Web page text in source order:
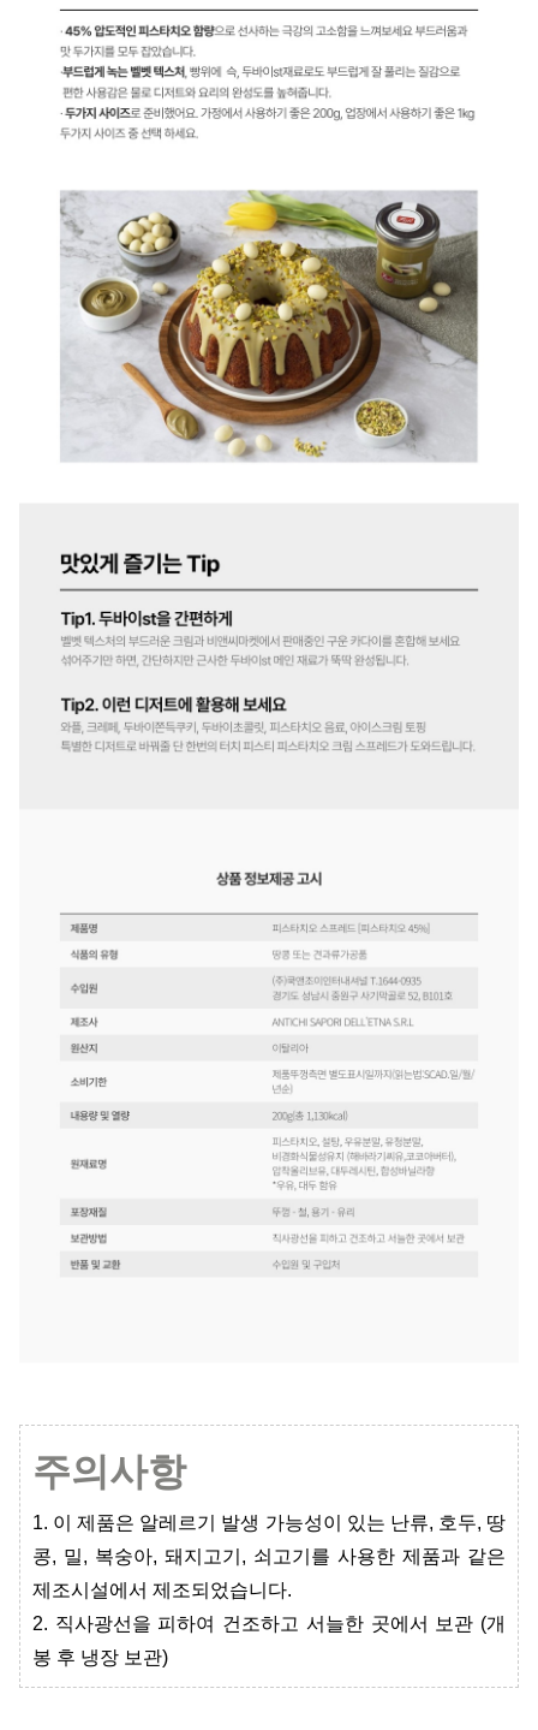
주의사항
1. 이 제품은 알레르기 발생 가능성이 있는 난류, 호두, 땅
콩, 밀, 복숭아, 돼지고기, 쇠고기를 사용한 제품과 같은
제조시설에서 제조되었습니다.
2. 직사광선을 피하여 건조하고 서늘한 곳에서 보관 (개
봉 후 냉장 보관)